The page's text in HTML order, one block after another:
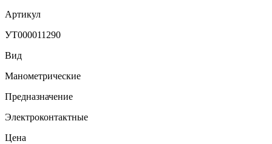
Артикул
УТ000011290
Вид
Манометрические
Предназначение
Электроконтактные
Цена